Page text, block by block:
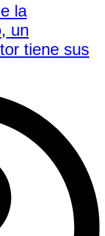
la
un
tiene sus